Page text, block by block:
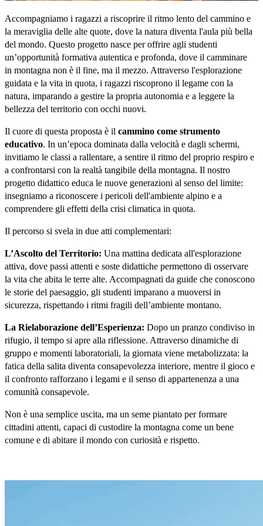
Accompagniamo i ragazzi a riscoprire il ritmo lento del cammino e
la meraviglia delle alte quote, dove la natura diventa l'aula più bella
del mondo. Questo progetto nasce per offrire agli studenti
un’opportunità formativa autentica e profonda, dove il camminare
in montagna non è il fine, ma il mezzo. Attraverso l'esplorazione
guidata e la vita in quota, i ragazzi riscoprono il legame con la
natura, imparando a gestire la propria autonomia e a leggere la
bellezza del territorio con occhi nuovi.
Il cuore di questa proposta è il cammino come strumento
educativo. In un’epoca dominata dalla velocità e dagli schermi,
invitiamo le classi a rallentare, a sentire il ritmo del proprio respiro e
a confrontarsi con la realtà tangibile della montagna. Il nostro
progetto didattico educa le nuove generazioni al senso del limite:
insegniamo a riconoscere i pericoli dell'ambiente alpino e a
comprendere gli effetti della crisi climatica in quota.
Il percorso si svela in due atti complementari:
L’Ascolto del Territorio: Una mattina dedicata all'esplorazione
attiva, dove passi attenti e soste didattiche permettono di osservare
la vita che abita le terre alte. Accompagnati da guide che conoscono
le storie del paesaggio, gli studenti imparano a muoversi in
sicurezza, rispettando i ritmi fragili dell’ambiente montano.
La Rielaborazione dell’Esperienza: Dopo un pranzo condiviso in
rifugio, il tempo si apre alla riflessione. Attraverso dinamiche di
gruppo e momenti laboratoriali, la giornata viene metabolizzata: la
fatica della salita diventa consapevolezza interiore, mentre il gioco e
il confronto rafforzano i legami e il senso di appartenenza a una
comunità consapevole.
Non è una semplice uscita, ma un seme piantato per formare
cittadini attenti, capaci di custodire la montagna come un bene
comune e di abitare il mondo con curiosità e rispetto.